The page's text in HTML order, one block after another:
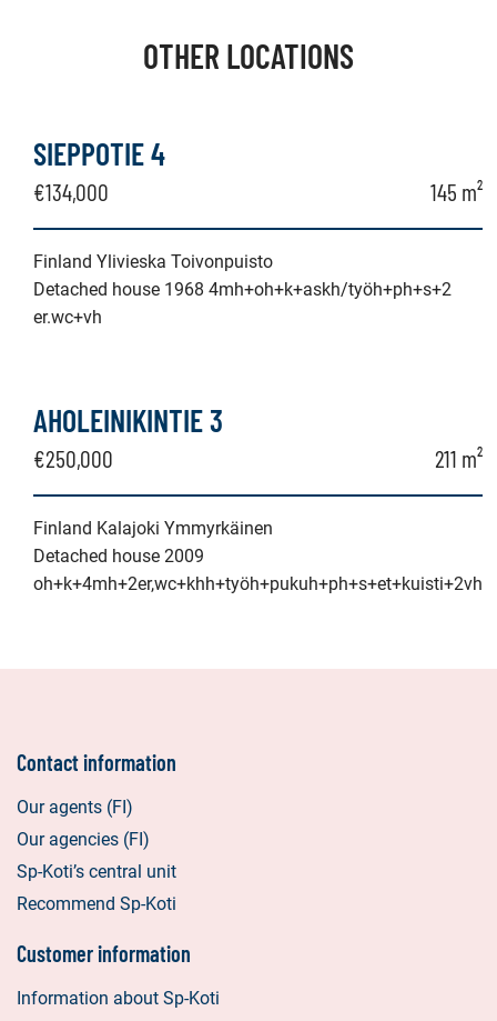
OTHER LOCATIONS
SIEPPOTIE 4
€134,000 145 m²
Finland Ylivieska Toivonpuisto
Detached house 1968 4mh+oh+k+askh/työh+ph+s+2
er.wc+vh
AHOLEINIKINTIE 3
€250,000 211 m²
Finland Kalajoki Ymmyrkäinen
Detached house 2009
oh+k+4mh+2er,wc+khh+työh+pukuh+ph+s+et+kuisti+2vh
Contact information
Our agents (FI)
Our agencies (FI)
Sp-Koti’s central unit
Recommend Sp-Koti
Customer information
Information about Sp-Koti